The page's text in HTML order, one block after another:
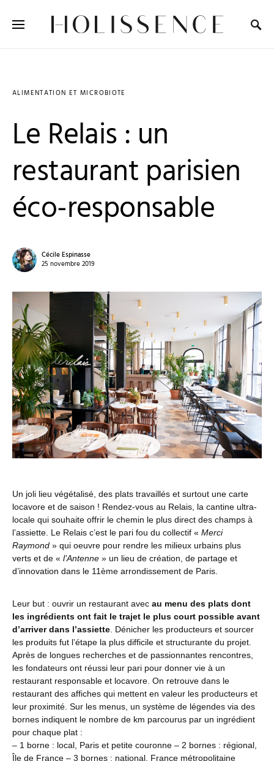
ALIMENTATION ET MICROBIOTE
Le Relais : un
restaurant parisien
éco-responsable
Cécile Espinasse
25 novembre 2019
Un joli lieu végétalisé, des plats travaillés et surtout une carte
locavore et de saison ! Rendez-vous au Relais, la cantine ultra-
locale qui souhaite offrir le chemin le plus direct des champs à
l’assiette. Le Relais c’est le pari fou du collectif « Merci
Raymond » qui oeuvre pour rendre les milieux urbains plus
verts et de « l’Antenne » un lieu de création, de partage et
d’innovation dans le 11ème arrondissement de Paris.
Leur but : ouvrir un restaurant avec au menu des plats dont
les ingrédients ont fait le trajet le plus court possible avant
d’arriver dans l’assiette. Dénicher les producteurs et sourcer
les produits fut l’étape la plus difficile et structurante du projet.
Après de longues recherches et de passionnantes rencontres,
les fondateurs ont réussi leur pari pour donner vie à un
restaurant responsable et locavore. On retrouve dans le
restaurant des affiches qui mettent en valeur les producteurs et
leur proximité. Sur les menus, un système de légendes via des
bornes indiquent le nombre de km parcourus par un ingrédient
pour chaque plat :
– 1 borne : local, Paris et petite couronne – 2 bornes : régional,
Île de France – 3 bornes : national, France métropolitaine